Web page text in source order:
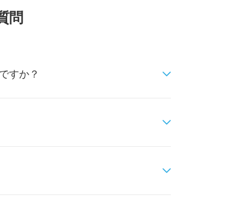
問
すか？